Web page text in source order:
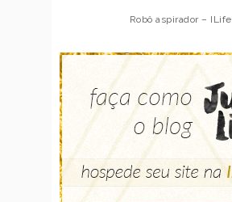
Robô aspirador – ILife